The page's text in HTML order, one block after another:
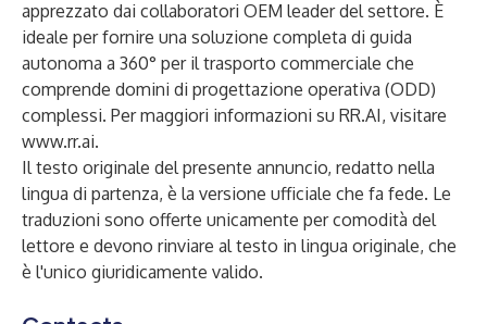
apprezzato dai collaboratori OEM leader del settore. È
ideale per fornire una soluzione completa di guida
autonoma a 360° per il trasporto commerciale che
comprende domini di progettazione operativa (ODD)
complessi. Per maggiori informazioni su RR.AI, visitare
www.rr.ai.
Il testo originale del presente annuncio, redatto nella
lingua di partenza, è la versione ufficiale che fa fede. Le
traduzioni sono offerte unicamente per comodità del
lettore e devono rinviare al testo in lingua originale, che
è l'unico giuridicamente valido.